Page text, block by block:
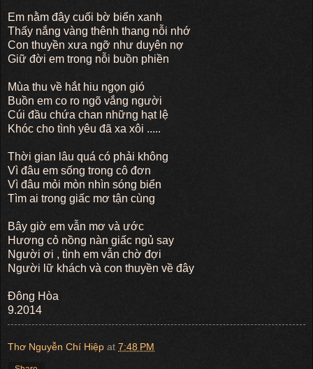
Em nằm đây cuối bờ biển xanh
Thấy nắng vàng thênh thang nỗi nhớ
Con thuyền xưa ngỡ như duyên nợ
Giữ đời em trong nỗi buồn phiền
Mùa thu về hắt hiu ngọn gió
Buồn em co ro ngõ vắng người
Cúi đầu chứa chan những hạt lệ
Khóc cho tình yêu đã xa xôi .....
Thời gian lâu quá có phải không
Vì đâu em sống trong cô đơn
Vì đâu mỏi mòn nhìn sóng biển
Tìm ai trong giấc mơ tận cùng
Bây giờ em vẫn mơ và ước
Hương cỏ nồng nàn giấc ngủ say
Người ơi , tình em vẫn chờ đợi
Người lữ khách và con thuyền về đây
Đông Hòa
9.2014
Thơ Nguyễn Chí Hiệp at 7:48 PM